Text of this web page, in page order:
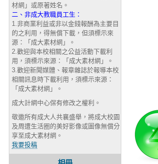
材網」或原著姓名。
二、非成大教職員工生：
1.非商業利益或非以金錢報酬為主要目
的之利用，得無償下載，但須標示來
源：「成大素材網」。
2.歡迎與本校相關之公益活動下載利
用，須標示來源：「成大素材網」。
3.歡迎新聞媒體、報章雜誌於報導本校
相關訊息時下載利用，須標示來源：
「成大素材網」。
成大計網中心保有修改之權利。
敬邀所有成大人共襄盛舉，將成大校園
及周遭生活圈的美好影像或圖像無償分
享至成大素材網。
我要投稿